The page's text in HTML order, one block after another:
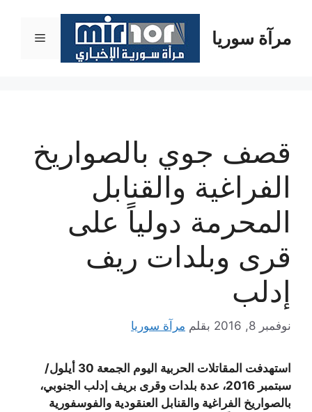
المحتوىمرآة سوريا القائمة
قصف جوي بالصواريخ
الفراغية والقنابل
المحرمة دولياً على
قرى وبلدات ريف
إدلب
نوفمبر 8, 2016 بقلم مرآة سوريا
استهدفت المقاتلات الحربية اليوم الجمعة 30 أيلول/
سبتمبر 2016، عدة بلدات وقرى بريف إدلب الجنوبي،
بالصواريخ الفراغية والقنابل العنقودية والفوسفورية